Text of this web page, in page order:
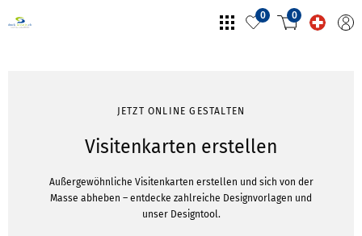
0 0
JETZT ONLINE GESTALTEN
Visitenkarten erstellen
Außergewöhnliche Visitenkarten erstellen und sich von der
Masse abheben – entdecke zahlreiche Designvorlagen und
unser Designtool.